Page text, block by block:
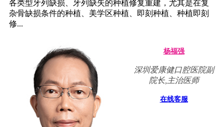
各类型牙列缺损、牙列缺失的种植修复重建，尤其是在复
杂骨缺损条件的种植、美学区种植、即刻种植、种植即刻
修...
杨福强
深圳爱康健口腔医院副
院长,主治医师
在线客服